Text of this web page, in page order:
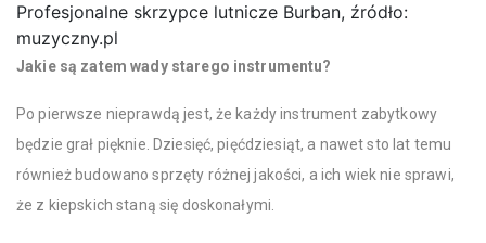
Profesjonalne skrzypce lutnicze Burban, źródło:
muzyczny.pl
Jakie są zatem wady starego instrumentu?
Po pierwsze nieprawdą jest, że każdy instrument zabytkowy
będzie grał pięknie. Dziesięć, pięćdziesiąt, a nawet sto lat temu
również budowano sprzęty różnej jakości, a ich wiek nie sprawi,
że z kiepskich staną się doskonałymi.